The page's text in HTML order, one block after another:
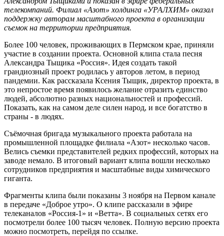
телекомпаний. Филиал «Азот» холдинга «УРАЛХИМ» оказал
поддержку авторам масштабного проекта в организации
съемок на территории предприятия.
Более 100 человек, проживающих в Пермском крае, приняли
участие в создании проекта. Основной клипа стала песня
Александра Тыщика «Россия». Идея создать такой
грандиозный проект родилась у авторов летом, в период
пандемии. Как рассказала Ксения Тыщик, директор проекта, в
это непростое время появилось желание отразить единство
людей, абсолютно разных национальностей и профессий.
Показать, как на самом деле силен народ, и все богатство в
страны - в людях.
Съёмочная бригада музыкального проекта работала на
промышленной площадке филиала «Азот» несколько часов.
Велись съемки представителей редких профессий, которых на
заводе немало. В итоговый вариант клипа вошли несколько
сотрудников предприятия и масштабные виды химического
гиганта.
Фрагменты клипа были показаны 3 ноября на Первом канале
в передаче «Доброе утро». О клипе рассказали в эфире
телеканалов «Россия-1» и «Ветта». В социальных сетях его
посмотрели более 100 тысяч человек. Полную версию проекта
можно посмотреть, перейдя по ссылке.